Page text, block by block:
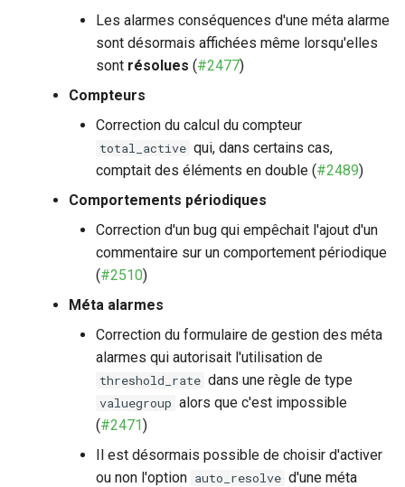
Les alarmes conséquences d'une méta alarme
sont désormais affichées même lorsqu'elles
sont résolues (#2477)
Compteurs
Correction du calcul du compteur
total_active qui, dans certains cas,
comptait des éléments en double (#2489)
Comportements périodiques
Correction d'un bug qui empêchait l'ajout d'un
commentaire sur un comportement périodique
(#2510)
Méta alarmes
Correction du formulaire de gestion des méta
alarmes qui autorisait l'utilisation de
threshold_rate dans une règle de type
valuegroup alors que c'est impossible
(#2471)
Il est désormais possible de choisir d'activer
ou non l'option auto_resolve d'une méta